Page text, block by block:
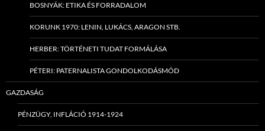
BOSNYÁK: ETIKA ÉS FORRADALOM
KORUNK 1970: LENIN, LUKÁCS, ARAGON STB.
HERBER: TÖRTÉNETI TUDAT FORMÁLÁSA
PÉTERI: PATERNALISTA GONDOLKODÁSMÓD
GAZDASÁG
PÉNZÜGY, INFLÁCIÓ 1914-1924